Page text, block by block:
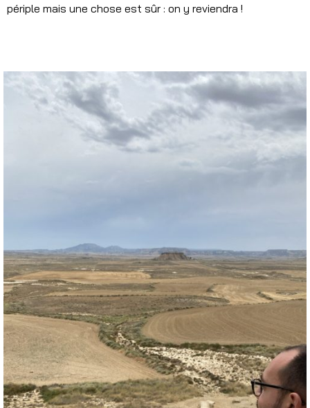
périple mais une chose est sûr : on y reviendra !